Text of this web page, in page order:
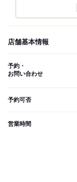
店舗基本情報
予約・
お問い合わせ
予約可否
営業時間